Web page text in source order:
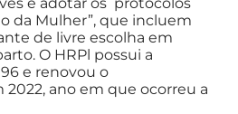
da Mulher”, que incluem
de livre escolha em
O HRPl possui a
e renovou o
ano em que ocorreu a